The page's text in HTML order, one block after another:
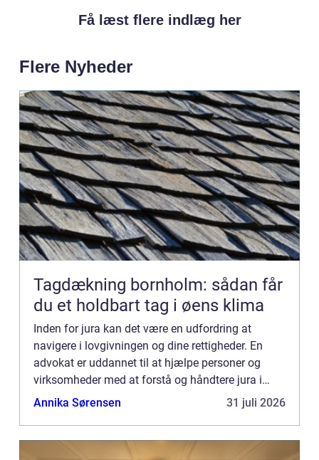
Få læst flere indlæg her
Flere Nyheder
Tagdækning bornholm: sådan får
du et holdbart tag i øens klima
Inden for jura kan det være en udfordring at
navigere i lovgivningen og dine rettigheder. En
advokat er uddannet til at hjælpe personer og
virksomheder med at forstå og håndtere jura i
forskellige situationer. Her er, hvordan en advokat
Annika Sørensen 31 juli 2026